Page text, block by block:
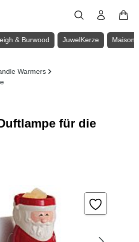
& Burwood JuwelKerze Maison
Warmers
von 0 von 5 Sternen
für die